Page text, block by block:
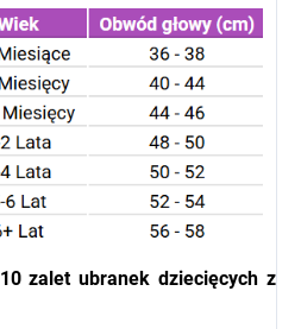
10 zalet ubranek dziecięcych z